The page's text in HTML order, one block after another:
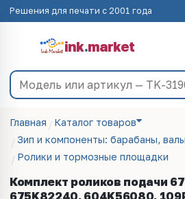
Решения для печати с 2001 года
ink.market
Главная
Каталог товаров
Зип и компоненты: барабаны,
Ролики и тормозные площадки
Комплект роликов подачи
675K82240, 604K56080,